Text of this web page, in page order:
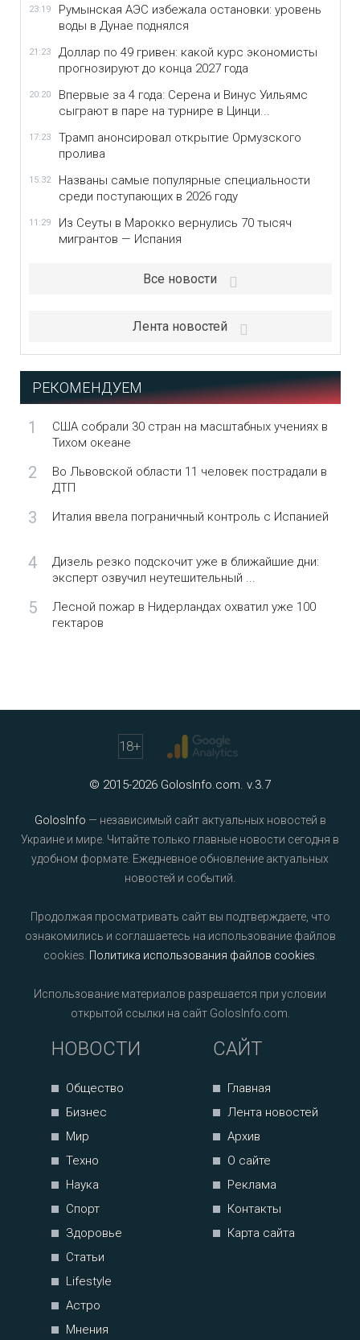
23:19
Румынская АЭС избежала остановки: уровень
воды в Дунае поднялся
21:23
Доллар по 49 гривен: какой курс экономисты
прогнозируют до конца 2027 года
20:20
Впервые за 4 года: Серена и Винус Уильямс
сыграют в паре на турнире в Цинци...
17:23
Трамп анонсировал открытие Ормузского
пролива
15:32
Названы самые популярные специальности
среди поступающих в 2026 году
11:29
Из Сеуты в Марокко вернулись 70 тысяч
мигрантов — Испания
Все новости
Лента новостей
РЕКОМЕНДУЕМ
1
США собрали 30 стран на масштабных учениях в
Тихом океане
2
Во Львовской области 11 человек пострадали в
ДТП
3 Италия ввела пограничный контроль с Испанией
4
Дизель резко подскочит уже в ближайшие дни:
эксперт озвучил неутешительный ...
5
Лесной пожар в Нидерландах охватил уже 100
гектаров
18+
© 2015-2026 GolosInfo.com. v.3.7
GolosInfo — независимый сайт актуальных новостей в
Украине и мире. Читайте только главные новости сегодня в
удобном формате. Ежедневное обновление актуальных
новостей и событий.
Продолжая просматривать сайт вы подтверждаете, что
ознакомились и соглашаетесь на использование файлов
cookies. Политика использования файлов cookies
Использование материалов разрешается при условии
открытой ссылки на сайт GolosInfo.com.
НОВОСТИ
Общество
Бизнес
Мир
Техно
Наука
Спорт
Здоровье
Статьи
Lifestyle
Астро
Мнения
САЙТ
Главная
Лента новостей
Архив
О сайте
Реклама
Контакты
Карта сайта